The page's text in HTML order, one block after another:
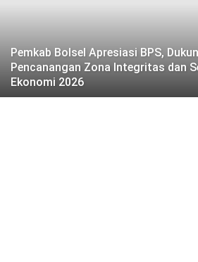
Pemkab Bolsel Apresiasi BPS,
Pencanangan Zona Integritas dan
Ekonomi 2026